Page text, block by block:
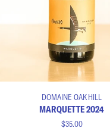
Ajouter au panier
DOMAINE OAK HILL
MARQUETTE 2024
$35.00